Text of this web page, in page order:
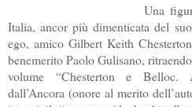
Una
Italia, ancor più dimenticata del
ego, amico Gilbert Keith
benemerito Paolo Gulisano,
volume “Chesterton e Belloc.
dall’Ancora (onore al merito